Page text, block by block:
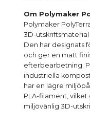
Om Polymaker
Polymaker
3D-
Den har designats
och ger en matt
efterbearbetning.
industriella
har en lägre
PLA-filament,
miljövänlig 3D-